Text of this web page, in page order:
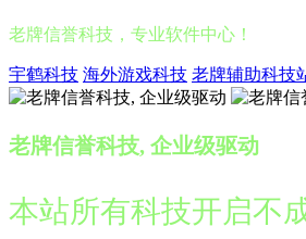
老牌信誉科技，专业软件中心！
宇鹤科技 海外游戏科技 老牌辅助科技
老牌信誉科技, 企业级驱动
本站所有科技开启不